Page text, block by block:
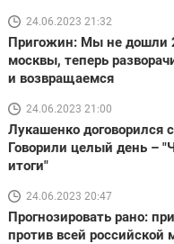
24.06.2023 21:32
Пригожин: Мы не дошли
москвы, теперь
и возвращаемся
24.06.2023 21:00
Лукашенко договорился
Говорили целый день –
итоги"
24.06.2023 20:47
Прогнозировать рано:
против всей